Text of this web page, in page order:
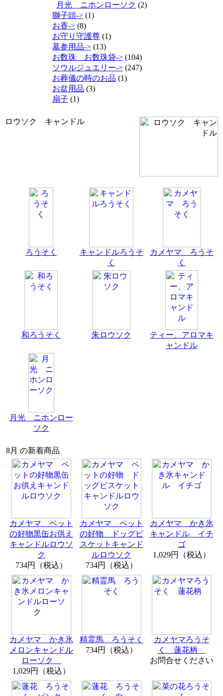
月光 ニホンローソク (2)
獅子頭-> (1)
お香-> (8)
お守り守護尊 (1)
墓参用品-> (13)
お数珠 お数珠袋-> (104)
ソウルジュエリー-> (247)
お葬儀の時のお品 (1)
お盆用品 (3)
扇子 (1)
ロウソク キャンドル
ろうそく
キャンドルろうそ
く
カメヤマ ろうそ
く
和ろうそく 朱ロウソク
ティー、アロマキ
ャンドル
月光 ニホンロー
ソク
8月 の新着商品
カメヤマ ペット
の好物黒缶お供え
キャンドルロウソ
ク
734円（税込）
カメヤマ ペット
の好物 ドッグビ
スケットキャンド
ルロウソク
734円（税込）
カメヤマ かき氷
キャンドル イチ
ゴ
1,029円（税込）
カメヤマ かき氷
メロンキャンドル
ローソク
1,029円（税込）
精霊馬 ろうそく
734円（税込）
カメヤマろうそ
く 蓮花柄
お問合せください